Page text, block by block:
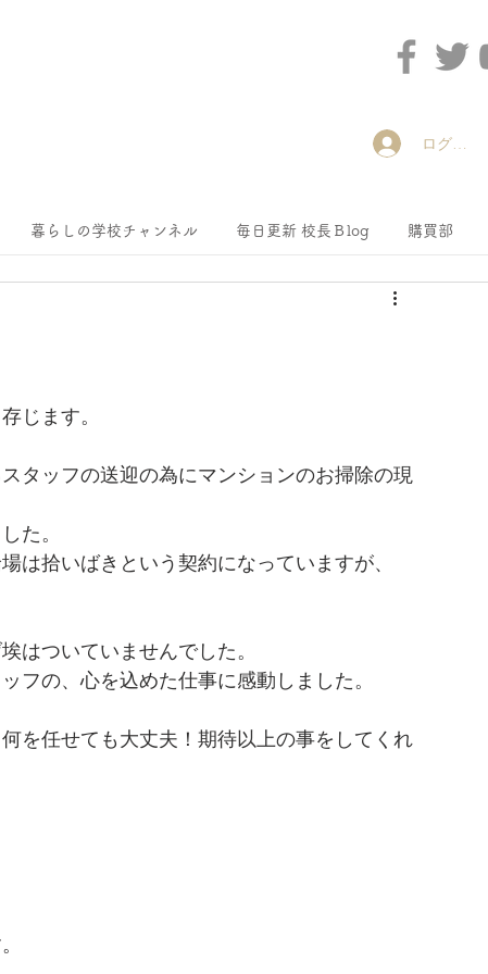
ログイン
暮らしの学校チャンネル 毎日更新 校長Ｂlog 購買部
じます。
タッフの送迎の為にマンションのお掃除の現
た。
は拾いばきという契約になっていますが、
はついていませんでした。
フの、心を込めた仕事に感動しました。
を任せても大丈夫！期待以上の事をしてくれ